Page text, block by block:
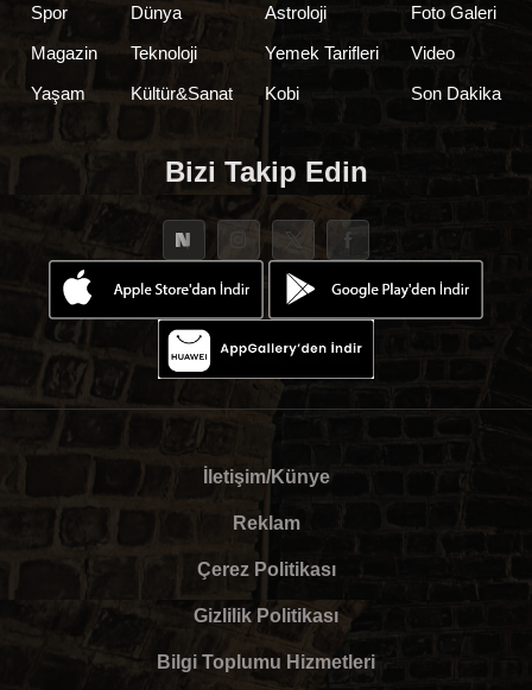
Spor
Magazin
Yaşam
Dünya
Teknoloji
Kültür&Sanat
Astroloji
Yemek Tarifleri
Kobi
Foto Galeri
Video
Son Dakika
Bizi Takip Edin
İletişim/Künye
Reklam
Çerez Politikası
Gizlilik Politikası
Bilgi Toplumu Hizmetleri